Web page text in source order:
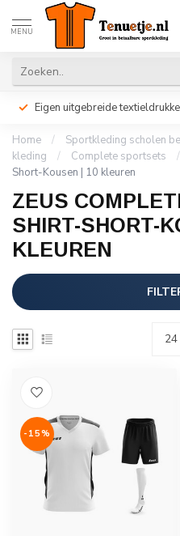
MENU
Eigen uitgebreide
Home / Sportkleding scholen
kleding
/ Complete sportsets /
Short-Kousen | 10 kleuren
ZEUS
SHIRT-SHORT-
KLEUREN
-15%